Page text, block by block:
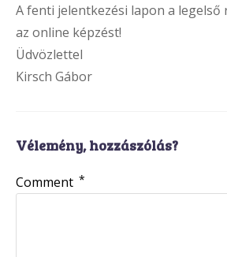
A fenti jelentkezési lapon a legelső
az online képzést!
Üdvözlettel
Kirsch Gábor
Vélemény, hozzászólás?
Comment *